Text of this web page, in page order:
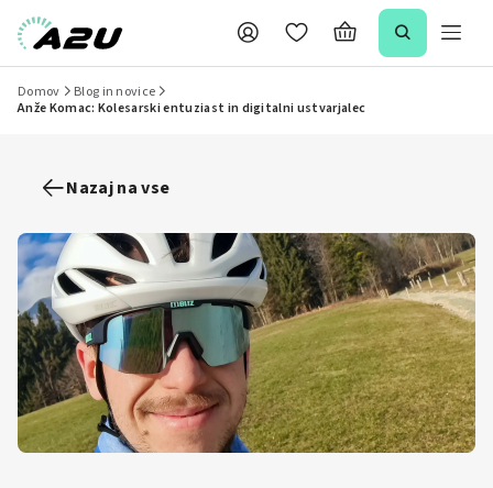
Domov
Blog in novice
Anže Komac: Kolesarski entuziast in digitalni ustvarjalec
Nazaj na vse